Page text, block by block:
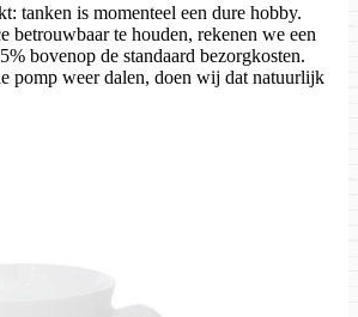
tanken is momenteel een dure hobby.
betrouwbaar te houden, rekenen we een
bovenop de standaard bezorgkosten.
pomp weer dalen, doen wij dat natuurlijk